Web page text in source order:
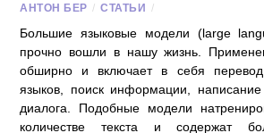
АНТОН БЕР / СТАТЬИ /
Большие языковые модели (large
прочно вошли в нашу жизнь.
обширно и включает в себя
языков, поиск информации,
диалога. Подобные модели
количестве текста и содержат